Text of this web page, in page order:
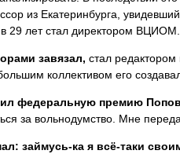
из Екатеринбурга,
29 лет стал директором ВЦИОМ.
завязал, стал
коллективом его
федеральную премию
за вольнодумство. Мне
займусь-ка я всё-таки